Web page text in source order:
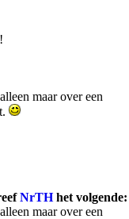
maar over een
NrTHhet volgende:
maar over een